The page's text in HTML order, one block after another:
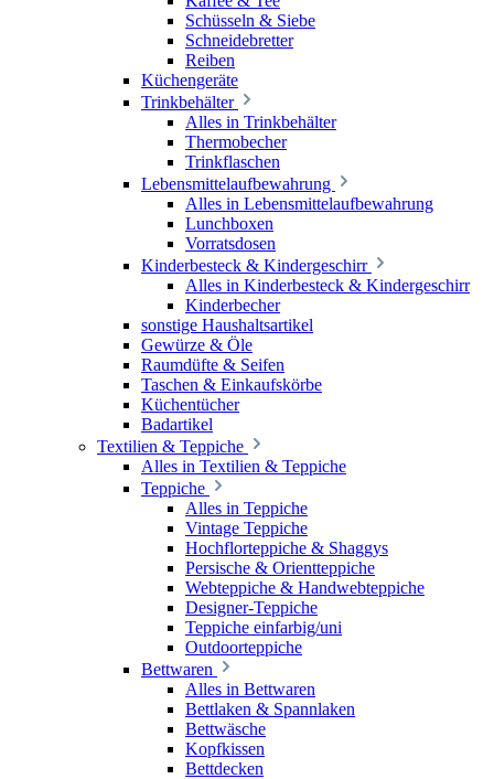
Schüsseln & Siebe
Schneidebretter
Reiben
Küchengeräte
Trinkbehälter
Alles in Trinkbehälter
Thermobecher
Trinkflaschen
Lebensmittelaufbewahrung
Alles in Lebensmittelaufbewahrung
Lunchboxen
Vorratsdosen
Kinderbesteck & Kindergeschirr
Alles in Kinderbesteck & Kindergeschirr
Kinderbecher
sonstige Haushaltsartikel
Gewürze & Öle
Raumdüfte & Seifen
Taschen & Einkaufskörbe
Küchentücher
Badartikel
Textilien & Teppiche
Alles in Textilien & Teppiche
Teppiche
Alles in Teppiche
Vintage Teppiche
Hochflorteppiche & Shaggys
Persische & Orientteppiche
Webteppiche & Handwebteppiche
Designer-Teppiche
Teppiche einfarbig/uni
Outdoorteppiche
Bettwaren
Alles in Bettwaren
Bettlaken & Spannlaken
Bettwäsche
Kopfkissen
Bettdecken